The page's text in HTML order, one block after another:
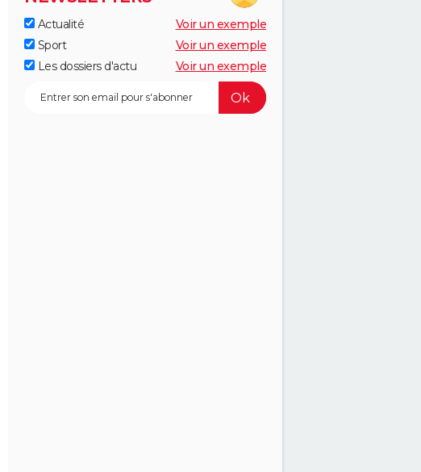
Actualité
Voir un exemple
Sport
Voir un exemple
Les dossiers d'actu
Voir un exemple